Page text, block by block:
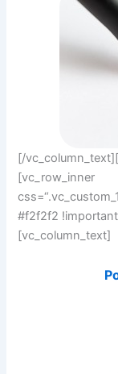
[/
[vc_row_inner
#f2f2f2
[vc_column_text]